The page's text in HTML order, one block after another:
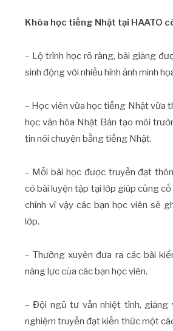
Khóa học tiếng Nhật tại HAATO
– Lộ trình học rõ ràng, bài giảng
sinh động với nhiều hình ảnh minh
– Học viên vừa học tiếng Nhật vừa
học văn hóa Nhật Bản tạo môi
tin nói chuyện bằng tiếng Nhật.
– Mỗi bài học được truyền đạt
có bài luyện tập tại lớp giúp củng
chính vì vậy các bạn học viên sẽ
lớp.
– Thường xuyên đưa ra các bài
năng lực của các bạn học viên.
– Đội ngũ tư vấn nhiệt tình, giảng
nghiệm truyền đạt kiến thức một